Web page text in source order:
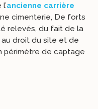
ancienne carrière
cimenterie, De forts
relevés, du fait de la
droit du site et de
périmètre de captage